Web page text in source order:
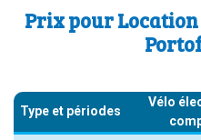
Prix pour
Type et périodes
Vélo